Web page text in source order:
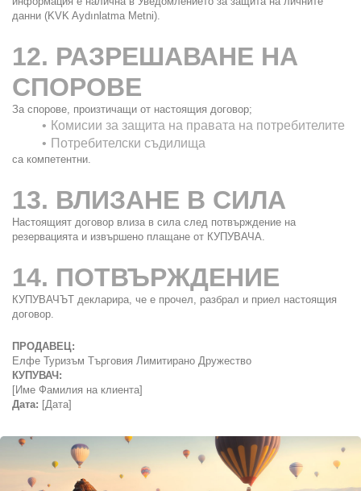
данни (KVK Aydınlatma Metni).
12. РАЗРЕШАВАНЕ НА
СПОРОВЕ
За спорове, произтичащи от настоящия договор;
Комисии за защита на правата на потребителите
Потребителски съдилища
са компетентни.
13. ВЛИЗАНЕ В СИЛА
Настоящият договор влиза в сила след потвърждение на
резервацията и извършено плащане от КУПУВАЧА.
14. ПОТВЪРЖДЕНИЕ
КУПУВАЧЪТ декларира, че е прочел, разбрал и приел настоящия
договор.
ПРОДАВЕЦ:
Елфе Туризъм Търговия Лимитирано Дружество
КУПУВАЧ:
[Име Фамилия на клиента]
Дата: [Дата]